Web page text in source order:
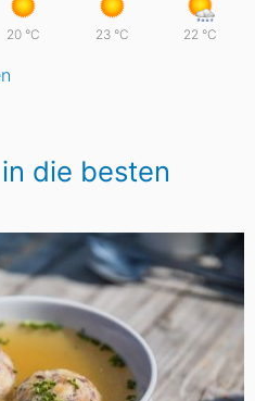
20 °C 23 °C 22 °C
die besten